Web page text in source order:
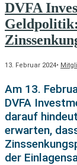
DVFA
13. Februar 2024•
Am 13.
DVFA
darauf
erwarten,
der